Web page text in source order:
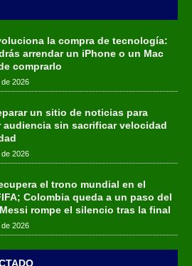
la compra de tecnología:
arrendar un iPhone o un Mac
comprarlo
de 2026
un sitio de noticias para
audiencia sin sacrificar velocidad
de 2026
el trono mundial en el
Colombia queda a un paso del
rompe el silencio tras la final
de 2026